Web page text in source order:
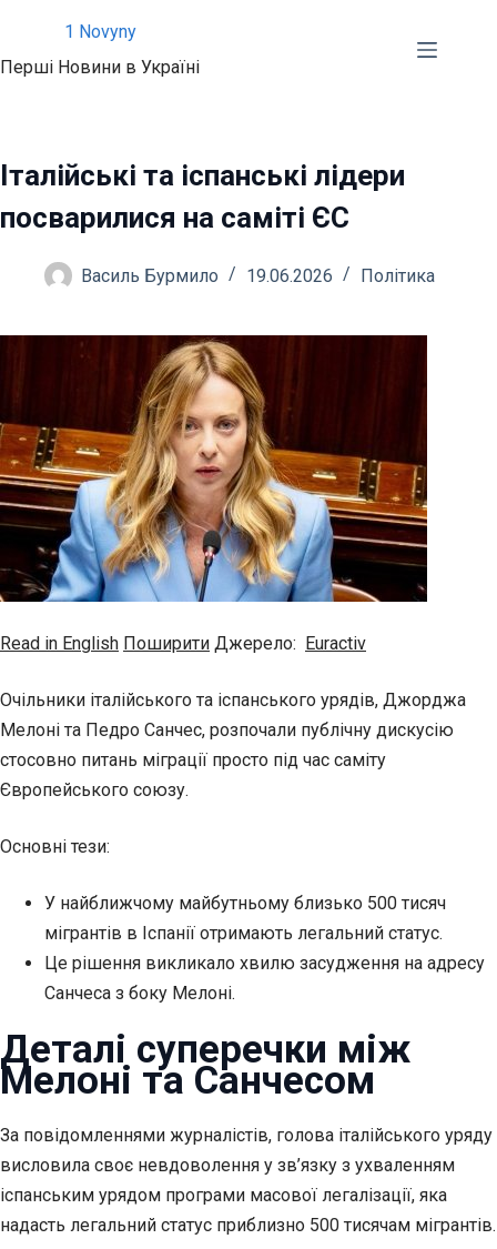
вмісту
1 Novyny
Перші Новини в Україні
Італійські та іспанські лідери
посварилися на саміті ЄС
Василь Бурмило 19.06.2026 Політика
Read in English Поширити Джерело: Euractiv
Очільники італійського та іспанського урядів, Джорджа
Мелоні та Педро Санчес, розпочали публічну дискусію
стосовно питань міграції просто під час саміту
Європейського союзу.
Основні тези:
У найближчому майбутньому близько 500 тисяч
мігрантів в Іспанії отримають легальний статус.
Це рішення викликало хвилю засудження на адресу
Санчеса з боку Мелоні.
Деталі суперечки між
Мелоні та Санчесом
За повідомленнями журналістів, голова італійського уряду
висловила своє невдоволення у зв’язку з ухваленням
іспанським урядом програми масової легалізації, яка
надасть легальний статус приблизно 500 тисячам мігрантів.